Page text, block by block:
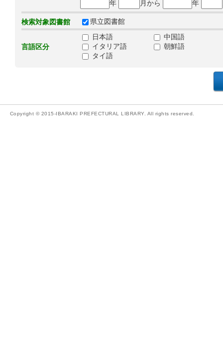
年
月から 年
検索対象図書館 県立図書館
言語区分
日本語
中国語
イタリア語
朝鮮語
タイ語
Copyright © 2015-IBARAKI PREFECTURAL LIBRARY. All rights reserved.